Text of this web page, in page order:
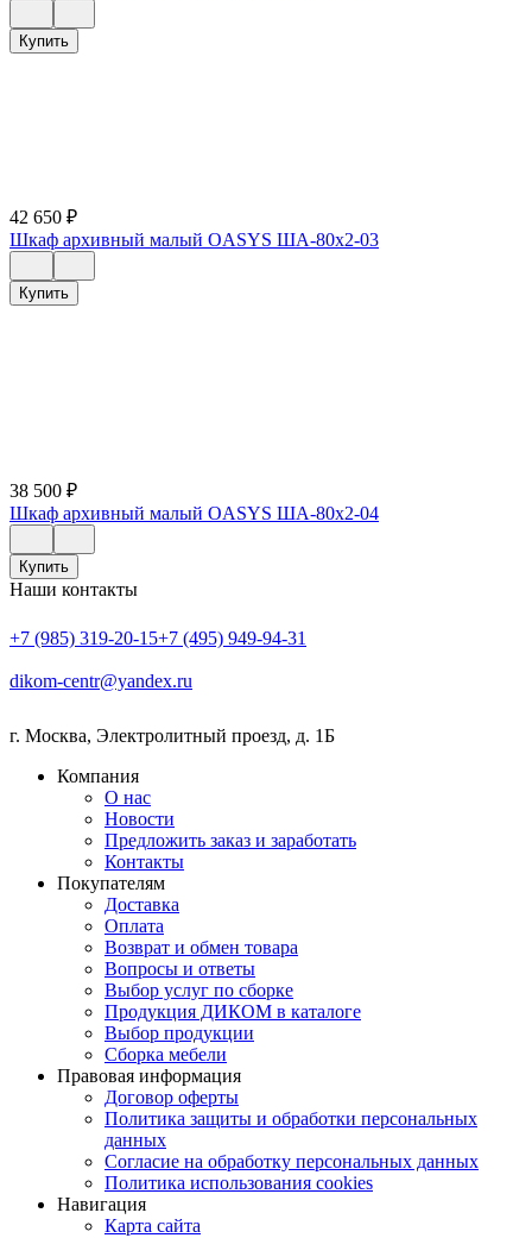
Купить
42 650 ₽
Шкаф архивный малый OASYS ША-80х2-03
Купить
38 500 ₽
Шкаф архивный малый OASYS ША-80х2-04
Купить
Наши контакты
+7 (985) 319-20-15+7 (495) 949-94-31
dikom-centr@yandex.ru
г. Москва, Электролитный проезд, д. 1Б
Компания
О нас
Новости
Предложить заказ и заработать
Контакты
Покупателям
Доставка
Оплата
Возврат и обмен товара
Вопросы и ответы
Выбор услуг по сборке
Продукция ДИКОМ в каталоге
Выбор продукции
Сборка мебели
Правовая информация
Договор оферты
Политика защиты и обработки персональных
данных
Согласие на обработку персональных данных
Политика использования cookies
Навигация
Карта сайта